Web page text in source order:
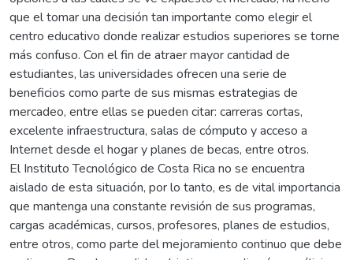
que el tomar una decisión tan importante como elegir el
centro educativo donde realizar estudios superiores se torne
más confuso. Con el fin de atraer mayor cantidad de
estudiantes, las universidades ofrecen una serie de
beneficios como parte de sus mismas estrategias de
mercadeo, entre ellas se pueden citar: carreras cortas,
excelente infraestructura, salas de cómputo y acceso a
Internet desde el hogar y planes de becas, entre otros.
El Instituto Tecnológico de Costa Rica no se encuentra
aislado de esta situación, por lo tanto, es de vital importancia
que mantenga una constante revisión de sus programas,
cargas académicas, cursos, profesores, planes de estudios,
entre otros, como parte del mejoramiento continuo que debe